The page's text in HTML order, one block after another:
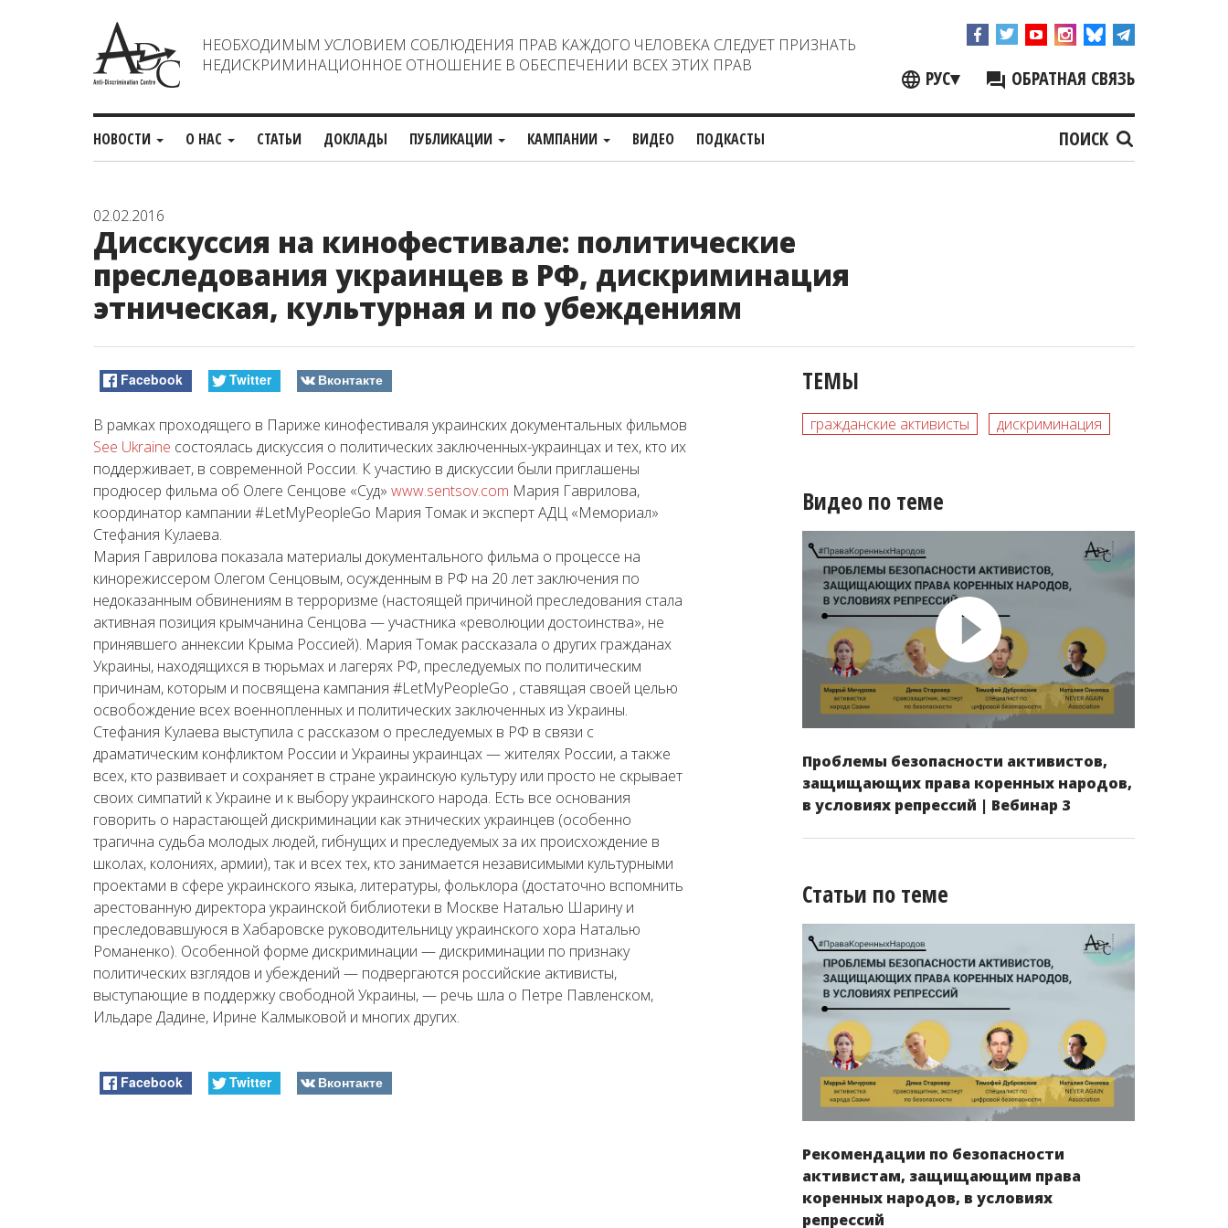
НЕОБХОДИМЫМ УСЛОВИЕМ СОБЛЮДЕНИЯ ПРАВ КАЖДОГО ЧЕЛОВЕКА СЛЕДУЕТ ПРИЗНАТЬ
НЕДИСКРИМИНАЦИОННОЕ ОТНОШЕНИЕ В ОБЕСПЕЧЕНИИ ВСЕХ ЭТИХ ПРАВ
РУС▾ ОБРАТНАЯ СВЯЗЬ
НОВОСТИ О НАС СТАТЬИ ДОКЛАДЫ ПУБЛИКАЦИИ КАМПАНИИ ВИДЕО ПОДКАСТЫ ПОИСК
02.02.2016
Дисскуссия на кинофестивале: политические
преследования украинцев в РФ, дискриминация
этническая, культурная и по убеждениям
Facebook Twitter Вконтакте
В рамках проходящего в Париже кинофестиваля украинских документальных фильмов
See Ukraine состоялась дискуссия о политических заключенных-украинцах и тех, кто их
поддерживает, в современной России. К участию в дискуссии были приглашены
продюсер фильма об Олеге Сенцове «Суд» www.sentsov.com Мария Гаврилова,
координатор кампании #LetMyPeopleGo Мария Томак и эксперт АДЦ «Мемориал»
Стефания Кулаева.
Мария Гаврилова показала материалы документального фильма о процессе на
кинорежиссером Олегом Сенцовым, осужденным в РФ на 20 лет заключения по
недоказанным обвинениям в терроризме (настоящей причиной преследования стала
активная позиция крымчанина Сенцова — участника «революции достоинства», не
принявшего аннексии Крыма Россией). Мария Томак рассказала о других гражданах
Украины, находящихся в тюрьмах и лагерях РФ, преследуемых по политическим
причинам, которым и посвящена кампания #LetMyPeopleGo , ставящая своей целью
освобождение всех военнопленных и политических заключенных из Украины.
Стефания Кулаева выступила с рассказом о преследуемых в РФ в связи с
драматическим конфликтом России и Украины украинцах — жителях России, а также
всех, кто развивает и сохраняет в стране украинскую культуру или просто не скрывает
своих симпатий к Украине и к выбору украинского народа. Есть все основания
говорить о нарастающей дискриминации как этнических украинцев (особенно
трагична судьба молодых людей, гибнущих и преследуемых за их происхождение в
школах, колониях, армии), так и всех тех, кто занимается независимыми культурными
проектами в сфере украинского языка, литературы, фольклора (достаточно вспомнить
арестованную директора украинской библиотеки в Москве Наталью Шарину и
преследовавшуюся в Хабаровске руководительницу украинского хора Наталью
Романенко). Особенной форме дискриминации — дискриминации по признаку
политических взглядов и убеждений — подвергаются российские активисты,
выступающие в поддержку свободной Украины, — речь шла о Петре Павленском,
Ильдаре Дадине, Ирине Калмыковой и многих других.
Facebook Twitter Вконтакте
ТЕМЫ
гражданские активисты дискриминация
Видео по теме
Проблемы безопасности активистов,
защищающих права коренных народов,
в условиях репрессий | Вебинар 3
Статьи по теме
Рекомендации по безопасности
активистам, защищающим права
коренных народов, в условиях
репрессий